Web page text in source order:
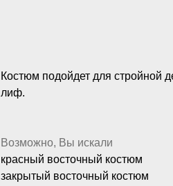
Костюм подойдет для стройной
лиф.
Возможно, Вы искали
красный восточный костюм
закрытый восточный костюм